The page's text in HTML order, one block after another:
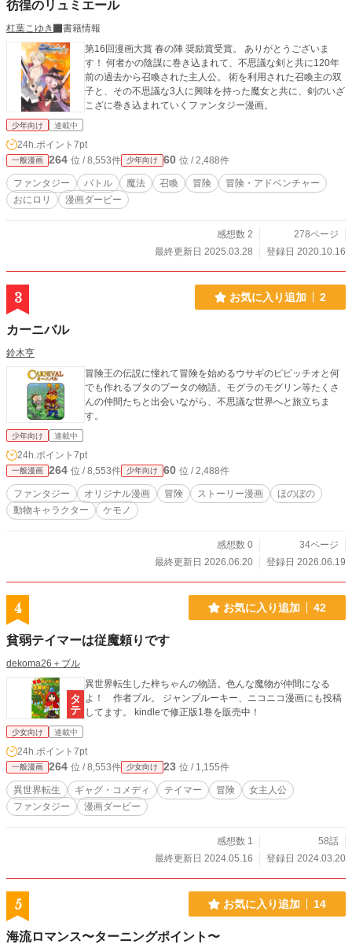
彷徨のリュミエール
杠葉こゆき
書籍情報
第16回漫画大賞 春の陣 奨励賞受賞。 ありがとうございま
す！ 何者かの陰謀に巻き込まれて、不思議な剣と共に120年
前の過去から召喚された主人公。 術を利用された召喚主の双
子と、その不思議な3人に興味を持った魔女と共に、剣のいざ
こざに巻き込まれていくファンタジー漫画。
少年向け 連載中
24h.ポイント 7pt
一般漫画 264 位 / 8,553件 少年向け 60 位 / 2,488件
ファンタジー バトル 魔法 召喚 冒険
冒険・アドベンチャー
おにロリ
漫画ダービー
感想数 2
278ページ
最終更新日 2025.03.28
登録日 2020.10.16
3 お気に入り追加 2
カーニバル
鈴木亨
冒険王の伝説に憧れて冒険を始めるウサギのピピッチオと何
でも作れるブタのプータの物語。モグラのモグリン等たくさ
んの仲間たちと出会いながら、不思議な世界へと旅立ちま
す。
少年向け 連載中
24h.ポイント 7pt
一般漫画 264 位 / 8,553件 少年向け 60 位 / 2,488件
ファンタジー オリジナル漫画 冒険 ストーリー漫画
ほのぼの
動物キャラクター
ケモノ
感想数 0
34ページ
最終更新日 2026.06.20
登録日 2026.06.19
4 お気に入り追加 42
貧弱テイマーは従魔頼りです
dekoma26＋ブル
異世界転生した梓ちゃんの物語。色んな魔物が仲間になる
よ！ 作者ブル。 ジャンプルーキー、ニコニコ漫画にも投稿
してます。 kindleで修正版1巻を販売中！
少女向け 連載中
24h.ポイント 7pt
一般漫画 264 位 / 8,553件 少女向け 23 位 / 1,155件
異世界転生 ギャグ・コメディ テイマー 冒険
女主人公
ファンタジー
漫画ダービー
感想数 1
58話
最終更新日 2024.05.16
登録日 2024.03.20
5 お気に入り追加 14
海流ロマンス〜ターニングポイント〜